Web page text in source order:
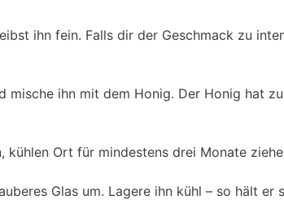
ihn fein. Falls dir der Geschmack zu
ihn mit dem Honig. Der Honig hat
kühlen Ort für mindestens drei Monate
Glas um. Lagere ihn kühl – so hält er